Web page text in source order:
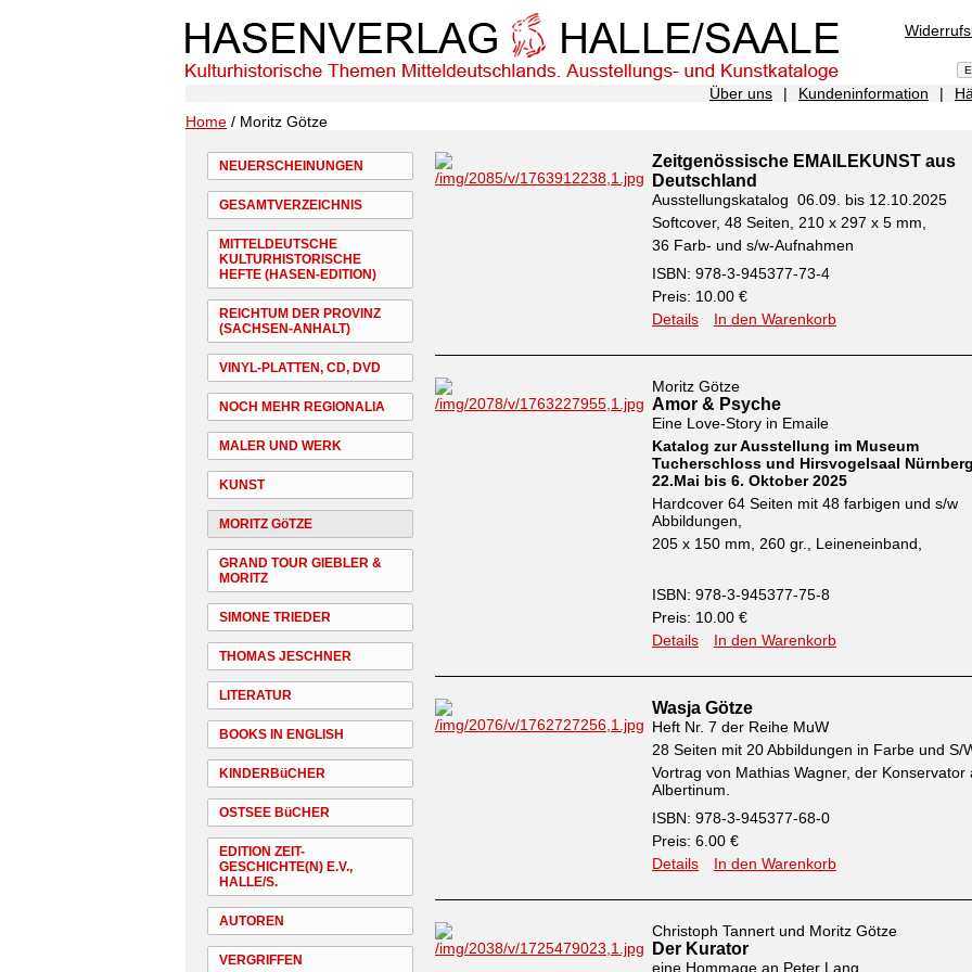
Über uns | Kundeninformation |
Home / Moritz Götze
NEUERSCHEINUNGEN
GESAMTVERZEICHNIS
MITTELDEUTSCHE
KULTURHISTORISCHE
HEFTE (HASEN-EDITION)
REICHTUM DER PROVINZ
(SACHSEN-ANHALT)
VINYL-PLATTEN, CD, DVD
NOCH MEHR REGIONALIA
MALER UND WERK
KUNST
MORITZ GöTZE
GRAND TOUR GIEBLER &
MORITZ
SIMONE TRIEDER
THOMAS JESCHNER
LITERATUR
BOOKS IN ENGLISH
KINDERBüCHER
OSTSEE BüCHER
EDITION ZEIT-
GESCHICHTE(N) E.V.,
HALLE/S.
AUTOREN
VERGRIFFEN
Zeitgenössische EMAILEKUNST aus
Deutschland
Ausstellungskatalog 06.09. bis 12.10.2025
Softcover, 48 Seiten, 210 x 297 x 5 mm,
36 Farb- und s/w-Aufnahmen
ISBN: 978-3-945377-73-4
Preis: 10.00 €
Details
In den Warenkorb
Moritz Götze
Amor & Psyche
Eine Love-Story in Emaile
Katalog zur Ausstellung im Museum
Tucherschloss und Hirsvogelsaal
22.Mai bis 6. Oktober 2025
Hardcover 64 Seiten mit 48 farbigen und s/w
Abbildungen,
205 x 150 mm, 260 gr., Leineneinband,
ISBN: 978-3-945377-75-8
Preis: 10.00 €
Details
In den Warenkorb
Wasja Götze
Heft Nr. 7 der Reihe MuW
28 Seiten mit 20 Abbildungen in Farbe und S/
Vortrag von Mathias Wagner, der Konservator
Albertinum.
ISBN: 978-3-945377-68-0
Preis: 6.00 €
Details
In den Warenkorb
Christoph Tannert und Moritz Götze
Der Kurator
eine Hommage an Peter Lang